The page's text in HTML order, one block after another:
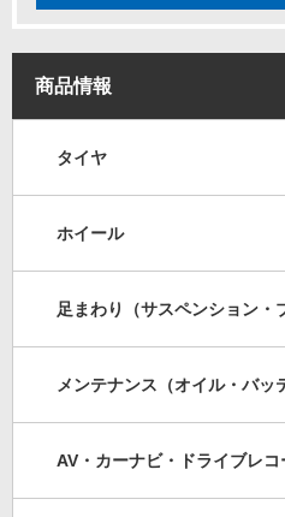
商品情報
タイヤ
ホイール
足まわり（サスペンション・
メンテナンス（オイル・バッ
AV・カーナビ・ドライブレ